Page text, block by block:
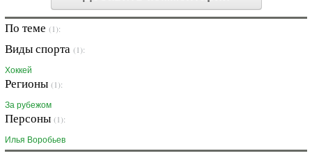
По теме (1):
Виды спорта (1):
Хоккей
Регионы (1):
За рубежом
Персоны (1):
Илья Воробьев